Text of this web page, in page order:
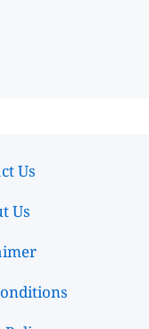
Us
Us